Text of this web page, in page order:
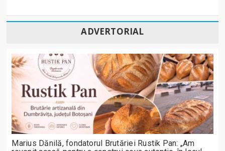
ADVERTORIAL
Marius Dănilă, fondatorul Brutăriei Rustik Pan: „Am